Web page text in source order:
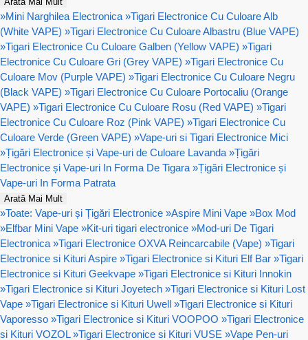
»Mini Narghilea Electronica »Tigari Electronice Cu Culoare Alb
(White VAPE) »Tigari Electronice Cu Culoare Albastru (Blue VAPE)
»Tigari Electronice Cu Culoare Galben (Yellow VAPE) »Tigari
Electronice Cu Culoare Gri (Grey VAPE) »Tigari Electronice Cu
Culoare Mov (Purple VAPE) »Tigari Electronice Cu Culoare Negru
(Black VAPE) »Tigari Electronice Cu Culoare Portocaliu (Orange
VAPE) »Tigari Electronice Cu Culoare Rosu (Red VAPE) »Tigari
Electronice Cu Culoare Roz (Pink VAPE) »Tigari Electronice Cu
Culoare Verde (Green VAPE) »Vape-uri si Tigari Electronice Mici
»Țigări Electronice și Vape-uri de Culoare Lavanda »Țigări
Electronice și Vape-uri In Forma De Tigara »Țigări Electronice și
Vape-uri In Forma Patrata
Arată Mai Mult
»Toate: Vape-uri și Țigări Electronice »Aspire Mini Vape »Box Mod
»Elfbar Mini Vape »Kit-uri tigari electronice »Mod-uri De Tigari
Electronica »Tigari Electronice OXVA Reincarcabile (Vape) »Tigari
Electronice si Kituri Aspire »Tigari Electronice si Kituri Elf Bar »Tigari
Electronice si Kituri Geekvape »Tigari Electronice si Kituri Innokin
»Tigari Electronice si Kituri Joyetech »Tigari Electronice si Kituri Lost
Vape »Tigari Electronice si Kituri Uwell »Tigari Electronice si Kituri
Vaporesso »Tigari Electronice si Kituri VOOPOO »Tigari Electronice
si Kituri VOZOL »Tigari Electronice si Kituri VUSE »Vape Pen-uri